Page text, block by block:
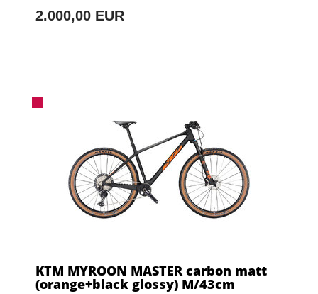
2.000,00 EUR
KTM MYROON MASTER carbon matt
(orange+black glossy) M/43cm